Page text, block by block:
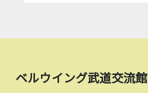
ベルウイング武道交流館